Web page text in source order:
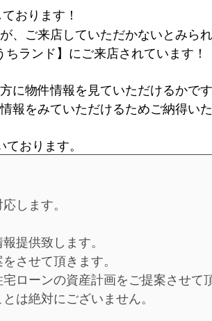
おります！
ご来店していただかないとみら
ランド】にご来店されています！
物件情報を見ていただけるかです
報をみていただけるためご納得い
おります。
します。
提供致します。
させて頂きます。
ローンの資産計画をご提案させて
は絶対にございません。